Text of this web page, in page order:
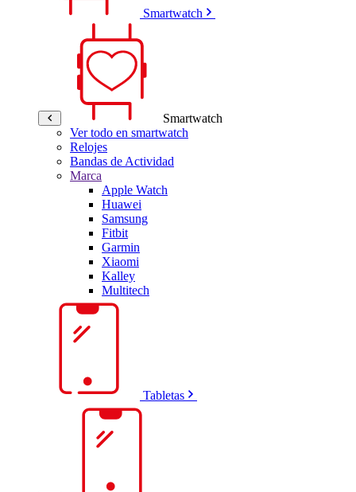
Smartwatch
Smartwatch
Ver todo en smartwatch
Relojes
Bandas de Actividad
Marca
Apple Watch
Huawei
Samsung
Fitbit
Garmin
Xiaomi
Kalley
Multitech
Tabletas